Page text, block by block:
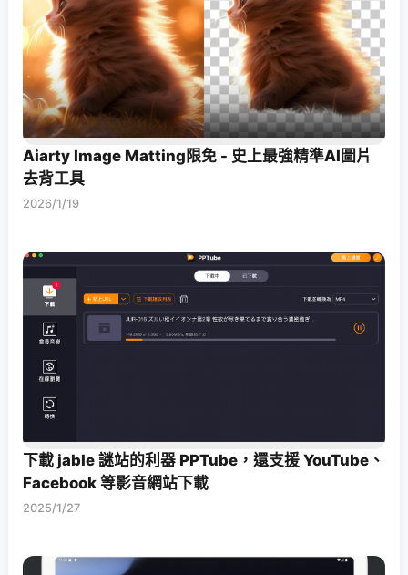
Aiarty Image Matting限免 - 史上最強精準AI圖片
去背工具
2026/1/19
下載 jable 謎站的利器 PPTube，還支援 YouTube、
Facebook 等影音網站下載
2025/1/27